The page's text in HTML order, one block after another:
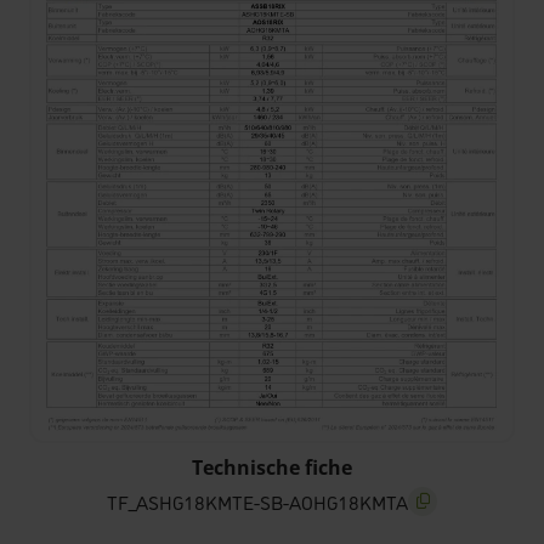
TF_ASHG18KMTE-SB-AOHG18KMTA
TF_ASHG18KMTE-SB-AOHG18KMTA
Technische fiche